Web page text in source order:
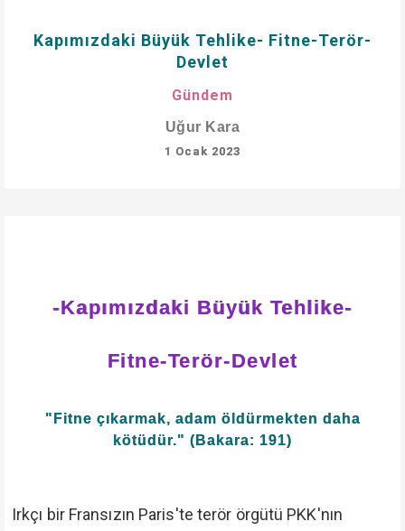
Kapımızdaki Büyük Tehlike- Fitne-Terör-
Devlet
Gündem
Uğur Kara
1 Ocak 2023
-Kapımızdaki Büyük Tehlike-
Fitne-Terör-Devlet
"Fitne çıkarmak, adam öldürmekten daha
kötüdür." (Bakara: 191)
Irkçı bir Fransızın Paris'te terör örgütü PKK'nın